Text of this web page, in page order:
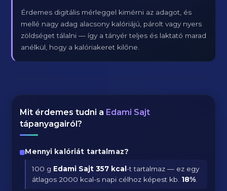
Érdemes digitális mérleggel kimérni az adagot, és
mellé nagy adag alacsony kalóriájú, párolt vagy nyers
zöldséget tálalni — így a tányér teljes és laktató marad
anélkül, hogy a kalóriakeret kilőne.
Mit érdemes tudni a Edami Sajt
tápanyagairól?
Mennyi kalóriát tartalmaz?
100 g Edami Sajt 357 kcal-t tartalmaz — ez egy
átlagos 2000 kcal-s napi célhoz képest kb. 18%